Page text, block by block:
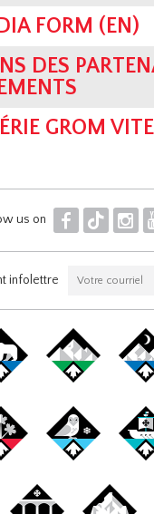
FORM (EN)
DES
GROM
us on F T I
infolettre